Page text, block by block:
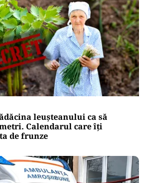
leușteanului ca să
Calendarul care îți
de frunze